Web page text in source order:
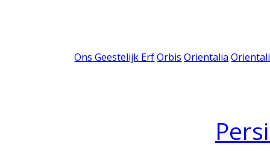
Ons Geestelijk Erf Orbis Orientalia